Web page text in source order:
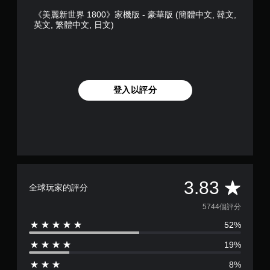
《美麗新世界 1800》家機版 - 豪華版 (簡體中文, 韓文,
英文, 繁體中文, 日文)
登入以評分
全球玩家的評分 3.83 平
均
評
分
5744個評分
52%
19%
8%